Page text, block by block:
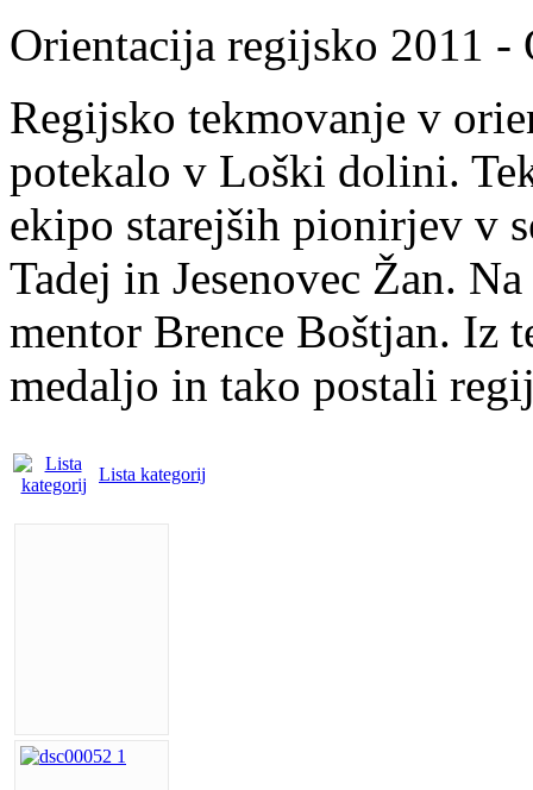
Orientacija regijsko 2011 -
Regijsko tekmovanje v
potekalo v Loški dolini.
ekipo starejših pionirjev v
Tadej in Jesenovec Žan.
mentor Brence Boštjan. Iz
medaljo in tako postali
Lista kategorij